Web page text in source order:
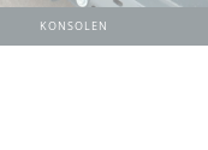
KONSOLEN